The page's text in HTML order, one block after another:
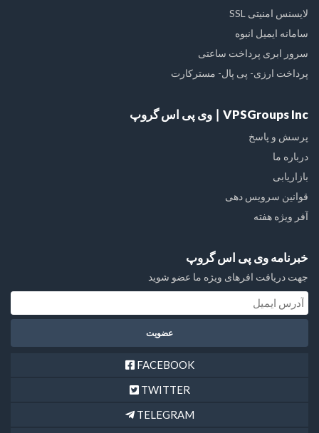
لایسنس امنیتی SSL
سامانه ایمیل انبوه
سرور ابری پرداخت ساعتی
پرداخت ارزی- پی پال- مسترکارت
VPSGroups Inc ∣ وی پی اس گروپ
پرسش و پاسخ
درباره ما
بازاریابی
قوانین سرویس دهی
آفر ویژه هفته
خبرنامه وی پی اس گروپ
جهت دریافت افرهای ویژه ما عضو شوید
FACEBOOK
TWITTER
TELEGRAM